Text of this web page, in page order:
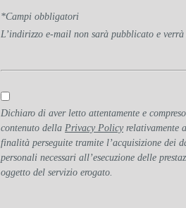
*Campi obbligatori
L’indirizzo e-mail non sarà pubblicato e
Dichiaro di aver letto attentamente e
contenuto della Privacy Policy relativamente
finalità perseguite tramite l’acquisizione dei
personali necessari all’esecuzione delle
oggetto del servizio erogato.